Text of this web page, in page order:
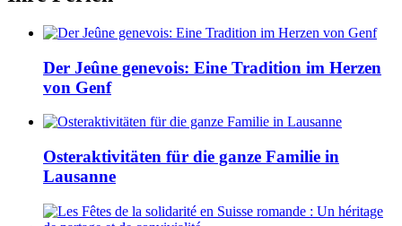
Der Jeûne genevois: Eine Tradition im Herzen
von Genf
Osteraktivitäten für die ganze Familie in
Lausanne